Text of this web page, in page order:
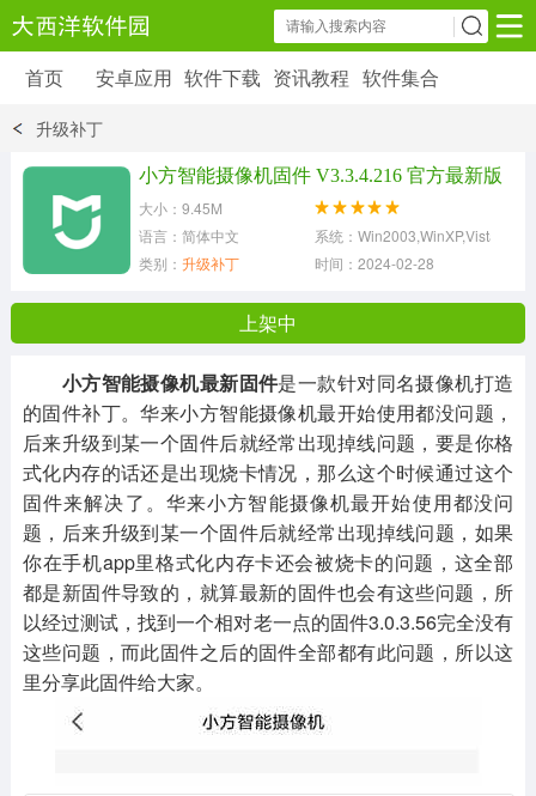
安卓应用 软件下载 资讯教程
6179 款应用
39 款应用
首页 安卓应用 软件下载 资讯教程 软件集合
升级补丁
小方智能摄像机固件 V3.3.4.216 官方最新版
大小：9.45M
语言：简体中文
系统：
类别： 升级补丁 时间：2024-02-28
上架中
小方智能摄像机最新固件是一款针对同名摄像机打造
的固件补丁。华来小方智能摄像机最开始使用都没问题，
后来升级到某一个固件后就经常出现掉线问题，要是你格
式化内存的话还是出现烧卡情况，那么这个时候通过这个
固件来解决了。华来小方智能摄像机最开始使用都没问
题，后来升级到某一个固件后就经常出现掉线问题，如果
你在手机app里格式化内存卡还会被烧卡的问题，这全部
都是新固件导致的，就算最新的固件也会有这些问题，所
以经过测试，找到一个相对老一点的固件3.0.3.56完全没有
这些问题，而此固件之后的固件全部都有此问题，所以这
里分享此固件给大家。